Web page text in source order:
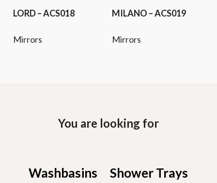
LORD – ACS018
Mirrors
MILANO – ACS019
Mirrors
You are looking for
Washbasins Shower Trays